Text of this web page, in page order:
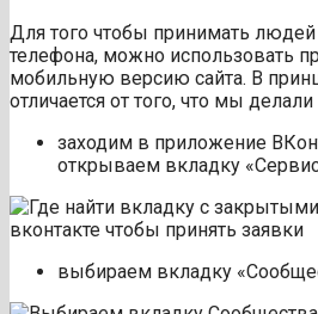
Для того чтобы принимать
телефона, можно использовать
мобильную версию сайта. В
отличается от того, что мы
заходим в приложение
открываем вкладку
выбираем вкладку